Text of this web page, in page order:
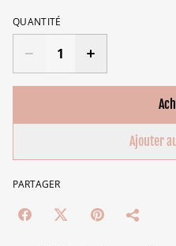
QUANTITÉ
Ajouter
PARTAGER